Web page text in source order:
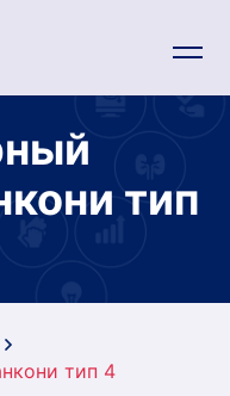
тип
тип 4